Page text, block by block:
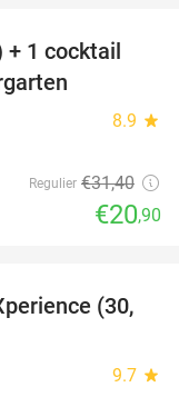
33%
+ 1 cocktail
8.9 star
Regulier €31,40
€20,90
44%
(30,
9.7 star